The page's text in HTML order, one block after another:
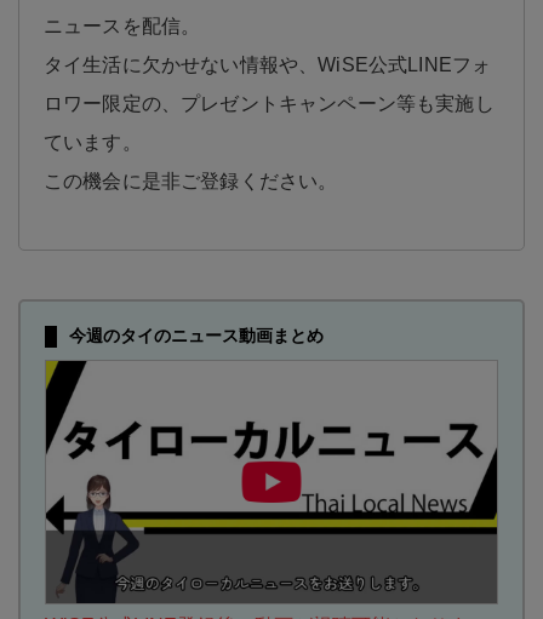
ニュースを配信。
タイ生活に欠かせない情報や、WiSE公式LINEフォ
ロワー限定の、プレゼントキャンペーン等も実施し
ています。
この機会に是非ご登録ください。
今週のタイのニュース動画まとめ